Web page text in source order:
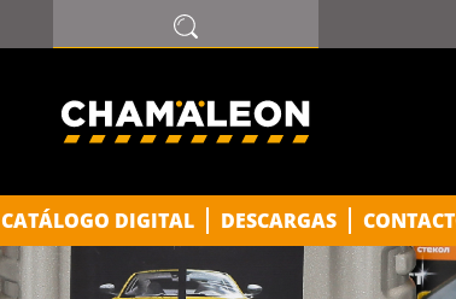
CATÁLOGO DIGITAL DESCARGAS